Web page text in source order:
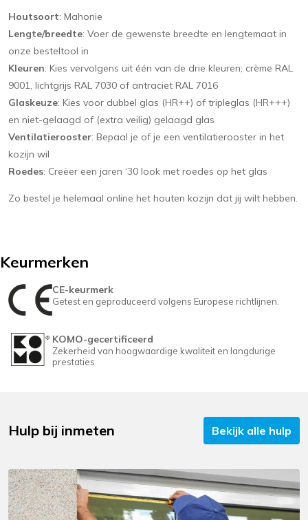
Houtsoort: Mahonie
Lengte/breedte: Voer de gewenste breedte en lengtemaat in
onze besteltool in
Kleuren: Kies vervolgens uit één van de drie kleuren; crème RAL
9001, lichtgrijs RAL 7030 of antraciet RAL 7016
Glaskeuze: Kies voor dubbel glas (HR++) of tripleglas (HR+++)
en niet-gelaagd of (extra veilig) gelaagd glas
Ventilatierooster: Bepaal je of je een ventilatierooster in het
kozijn wil
Roedes: Creëer een jaren ‘30 look met roedes op het glas
Zo bestel je helemaal online het houten kozijn dat jij wilt hebben.
Keurmerken
CE-keurmerk
Getest en geproduceerd volgens Europese richtlijnen.
KOMO-gecertificeerd
Zekerheid van hoogwaardige kwaliteit en langdurige
prestaties
Hulp bij inmeten Bekijk alle hulp